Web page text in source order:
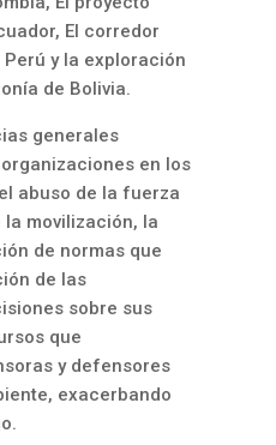
El corredor
y la exploración
de Bolivia.
generales
en los
abuso de la fuerza
movilización, la
de normas que
de las
sobre sus
que
y defensores
exacerbando